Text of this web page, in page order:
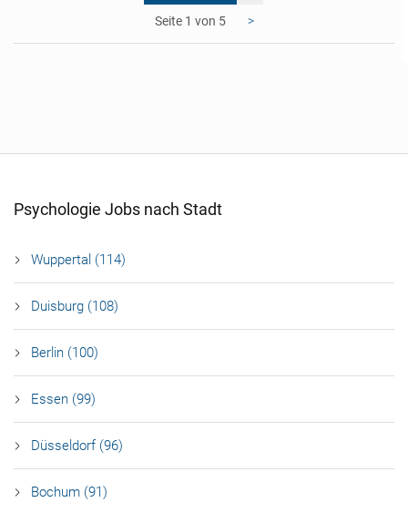
1 >
Psychologie Jobs nach Stadt
Wuppertal (114)
Duisburg (108)
Berlin (100)
Essen (99)
Düsseldorf (96)
Bochum (91)